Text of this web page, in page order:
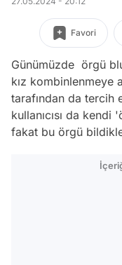
Favori
Günümüzde örgü
kız kombinlenmeye
tarafından da tercih
kullanıcısı da
fakat bu örgü